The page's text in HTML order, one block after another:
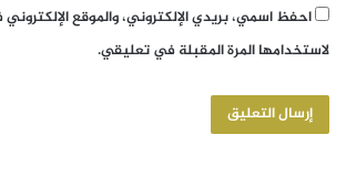
احفظ اسمي، بريدي الإلكتروني، والموقع
لاستخدامها المرة المقبلة في تعليقي.